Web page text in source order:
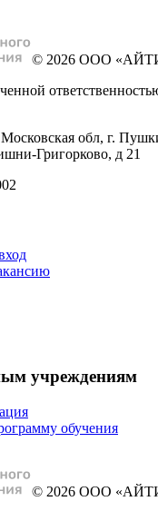
© 2026 ООО
обл, г.
Григорково, д 21
учреждениям
обучения
© 2026 ООО